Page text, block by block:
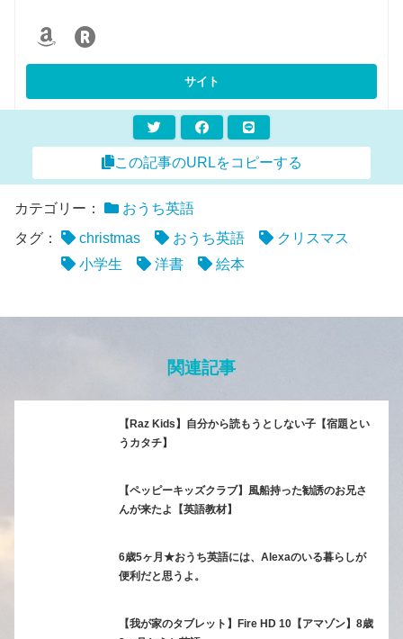
この記事のURLをコピーする
カテゴリー：
おうち英語
タグ：
christmas おうち英語
クリスマス
小学生
洋書 絵本
関連記事
【Raz Kids】自分から読もうとしない子【宿題とい
うカタチ】
【ペッピーキッズクラブ】風船持った勧誘のお兄さ
んが来たよ【英語教材】
6歳5ヶ月★おうち英語には、Alexaのいる暮らしが
便利だと思うよ。
【我が家のタブレット】Fire HD 10【アマゾン】8歳